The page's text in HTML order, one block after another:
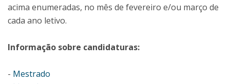
acima enumeradas, no mês de fevereiro e/ou março de
cada ano letivo.
Informação sobre candidaturas:
- Mestrado